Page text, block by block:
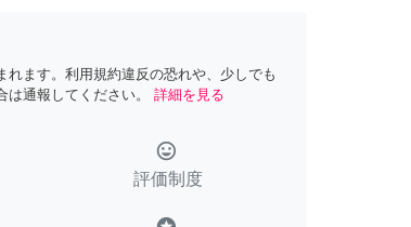
ます。利用規約違反の恐れや、少しでも
通報してください。
詳細を見る
tag_faces
評価制度